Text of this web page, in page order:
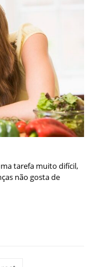
tarefa muito difícil,
não gosta de